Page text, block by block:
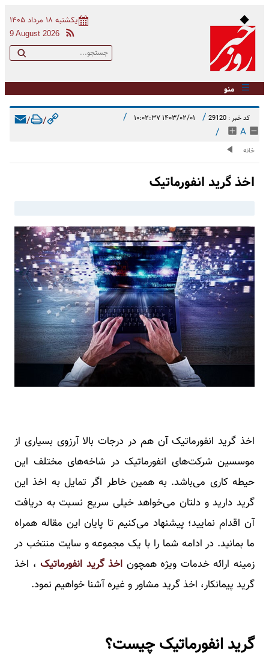
یکشنبه ۱۸ مرداد ۱۴۰۵
9 August 2026
منو
کد خبر : 29120 / ۱۴۰۳/۰۲/۰۱ ۱۰:۰۲:۳۷ /
A
/
/
/
خانه
اخذ گرید انفورماتیک
اخذ گرید انفورماتیک آن هم در درجات بالا آرزوی بسیاری از
موسسین شرکت‌های انفورماتیک در شاخه‌های مختلف این
حیطه کاری می‌باشد. به همین خاطر اگر تمایل به اخذ این
گرید دارید و دلتان می‌خواهد خیلی سریع نسبت به دریافت
آن اقدام نمایید؛ پیشنهاد می‌کنیم تا پایان این مقاله همراه
ما بمانید. در ادامه شما را با یک مجموعه و سایت منتخب در
زمینه ارائه خدمات ویژه همچون اخذ گرید انفورماتیک ، اخذ
گرید پیمانکار، اخذ گرید مشاور و غیره آشنا خواهیم نمود.
گرید انفورماتیک چیست؟